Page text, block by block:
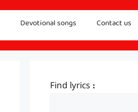
Devotional songs Contact us
Find lyrics :